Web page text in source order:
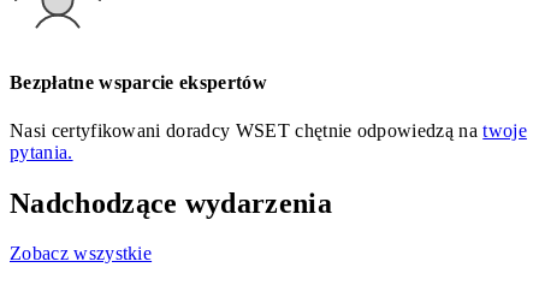
Bezpłatne wsparcie ekspertów
Nasi certyfikowani doradcy WSET chętnie odpowiedzą natwoje
pytania.
Nadchodzące wydarzenia
Zobacz wszystkie